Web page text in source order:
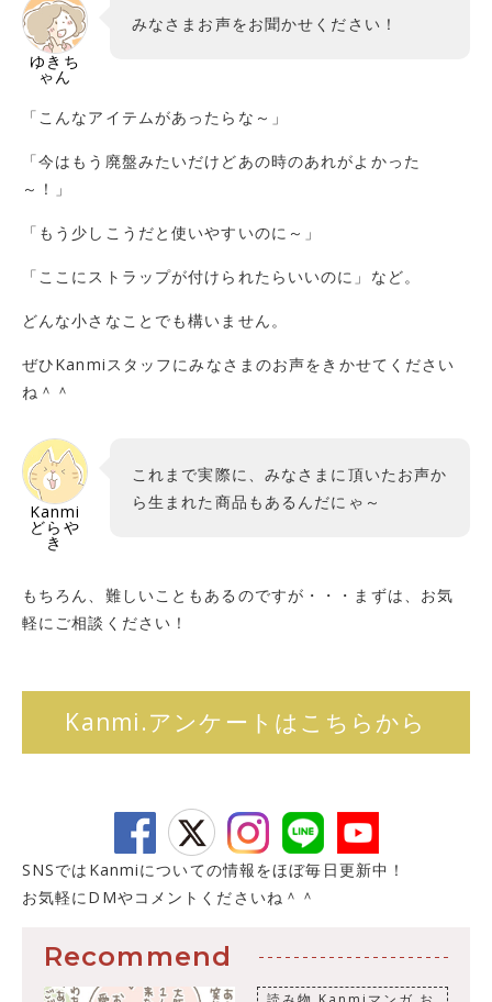
ゆきち
ゃん
みなさまお声をお聞かせください！
「こんなアイテムがあったらな～」
「今はもう廃盤みたいだけどあの時のあれがよかった
～！」
「もう少しこうだと使いやすいのに～」
「ここにストラップが付けられたらいいのに」など。
どんな小さなことでも構いません。
ぜひKanmiスタッフにみなさまのお声をきかせてください
ね＾＾
Kanmi
どらや
き
これまで実際に、みなさまに頂いたお声か
ら生まれた商品もあるんだにゃ～
もちろん、難しいこともあるのですが・・・まずは、お気
軽にご相談ください！
Kanmi.アンケートはこちらから
SNSではKanmiについての情報をほぼ毎日更新中！
お気軽にDMやコメントくださいね＾＾
Recommend